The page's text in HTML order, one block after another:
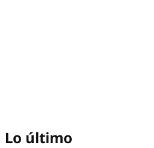
Lo último